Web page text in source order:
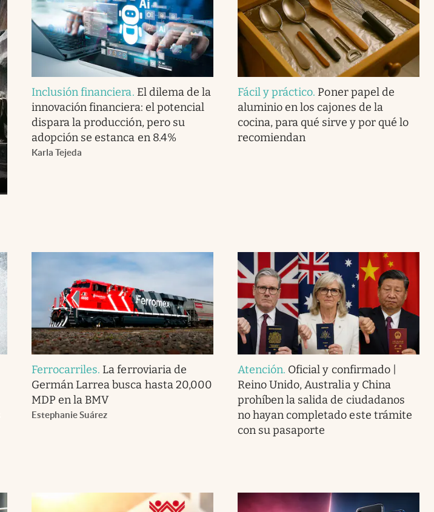
Inclusión financiera. El dilema de la
innovación financiera: el potencial
dispara la producción, pero su
adopción se estanca en 8.4%
Karla Tejeda
Fácil y práctico. Poner papel de
aluminio en los cajones de la
cocina, para qué sirve y por qué lo
recomiendan
Ferrocarriles. La ferroviaria de
Germán Larrea busca hasta 20,000
MDP en la BMV
Estephanie Suárez
Atención. Oficial y confirmado |
Reino Unido, Australia y China
prohíben la salida de ciudadanos
no hayan completado este trámite
con su pasaporte